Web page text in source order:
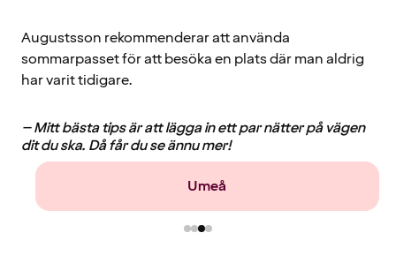
Augustsson rekommenderar att använda
sommarpasset för att besöka en plats där man aldrig
har varit tidigare.
– Mitt bästa tips är att lägga in ett par nätter på vägen
dit du ska. Då får du se ännu mer!
Umeå